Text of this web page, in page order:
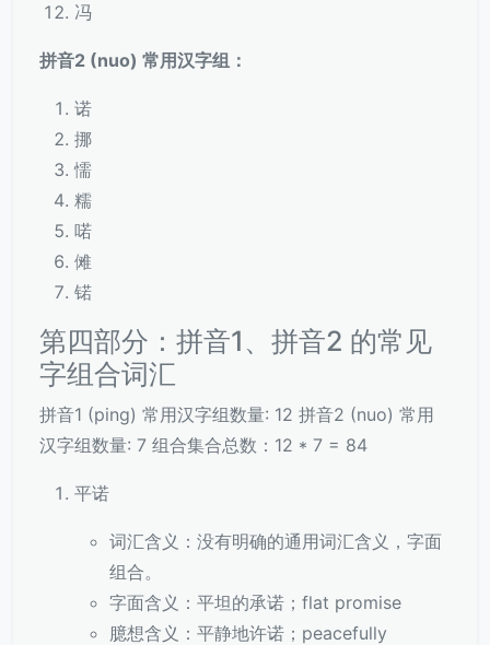
冯
拼音2 (nuo) 常用汉字组：
诺
挪
懦
糯
喏
傩
锘
第四部分：拼音1、拼音2 的常见
字组合词汇
拼音1 (ping) 常用汉字组数量: 12 拼音2 (nuo) 常用
汉字组数量: 7 组合集合总数：12 * 7 = 84
平诺
词汇含义：没有明确的通用词汇含义，字面
组合。
字面含义：平坦的承诺；flat promise
臆想含义：平静地许诺；peacefully